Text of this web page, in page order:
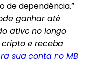
de dependência.”
ganhar até
ativo no longo
cripto e receba
sua conta no MB